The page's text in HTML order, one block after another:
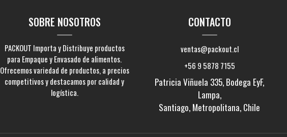
SOBRE NOSOTROS
PACKOUT Importa y Distribuye productos
para Empaque y Envasado de alimentos.
Ofrecemos variedad de productos, a precios
competitivos y destacamos por calidad y
logística.
CONTACTO
ventas@packout.cl
+56 9 5878 7155
Patricia Viñuela 335, Bodega EyF,
Lampa,
Santiago, Metropolitana, Chile